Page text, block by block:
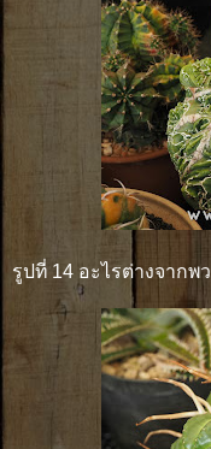
รูปที่ 14 อะไรต่างจากพ